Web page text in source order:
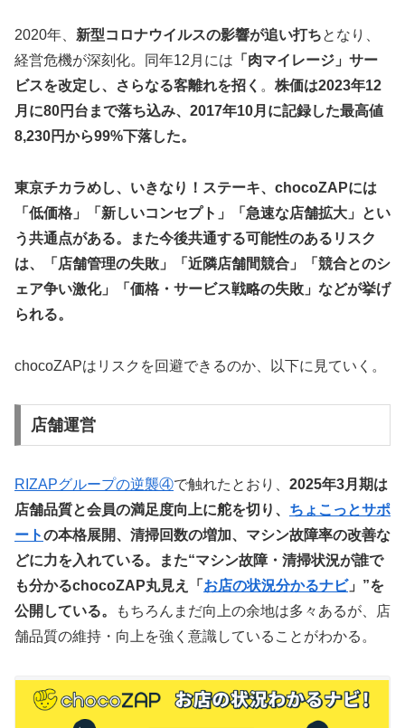
2020年、 新型コロナウイルスの影響が追い打ちとなり、
経営危機が深刻化。同年12月には 「肉マイレージ」サー
ビスを改定し、さらなる客離れを招く 。 株価は2023年12
月に80円台まで落ち込み、2017年10月に記録した最高値
8,230円から99%下落した。
東京チカラめし、いきなり！ステーキ、chocoZAPには
「低価格」「新しいコンセプト」「急速な店舗拡大」とい
う共通点がある。また今後共通する可能性のあるリスク
は、「店舗管理の失敗」「近隣店舗間競合」「競合とのシ
ェア争い激化」「価格・サービス戦略の失敗」などが挙げ
られる。
chocoZAPはリスクを回避できるのか、以下に見ていく。
店舗運営
RIZAPグループの逆襲④で触れたとおり、 2025年3月期は
店舗品質と会員の満足度向上に舵を切り、 ちょこっとサポ
ートの本格展開、清掃回数の増加、マシン故障率の改善な
どに力を入れている。また“マシン故障・清掃状況が誰で
も分かるchocoZAP丸見え「 お店の状況分かるナビ」”を
公開している。
もちろんまだ向上の余地は多々あるが、店
舗品質の維持・向上を強く意識していることがわかる。